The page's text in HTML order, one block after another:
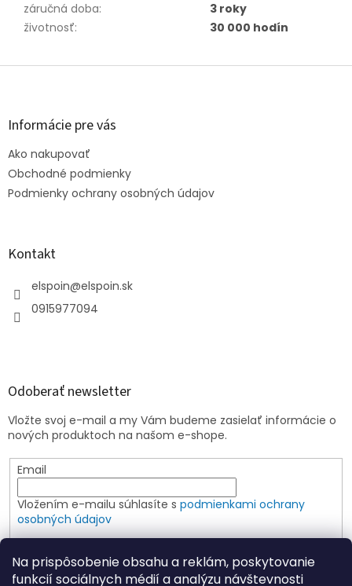
Na prispôsobenie obsahu a reklám, poskytovanie
funkcií sociálnych médií a analýzu návštevnosti
záručná doba:
3 roky
životnosť: 30 000 hodín
Z
Informácie pre vás
Ako nakupovať
Obchodné podmienky
Podmienky ochrany osobných údajov
Kontakt
elspoin@elspoin.sk
0915977094
Odoberať newsletter
Vložte svoj e-mail a my Vám budeme zasielať informácie o
nových produktoch na našom e-shope.
Email
Vložením e-mailu súhlasíte s podmienkami ochrany
osobných údajov
PRIHLÁSIŤ SA